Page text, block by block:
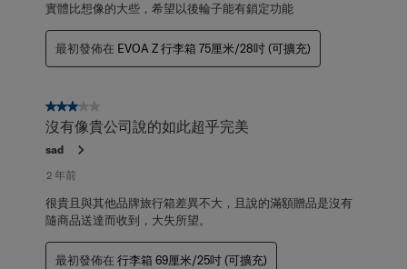
實體比想像的大些，希望以後輪子能有鎖定功能
最初發佈在 EVOA Z 行李箱 75厘米/28吋 (可擴充)
3星，共5星。
沒有像貴公司說的如此超乎完美
sad
2 年前
很貴且與其他品牌旅行箱差異不大，且說的滿額贈品是沒有
隨商品送達而收到，大失所望。
最初發佈在 行李箱 69厘米/25吋 (可擴充)